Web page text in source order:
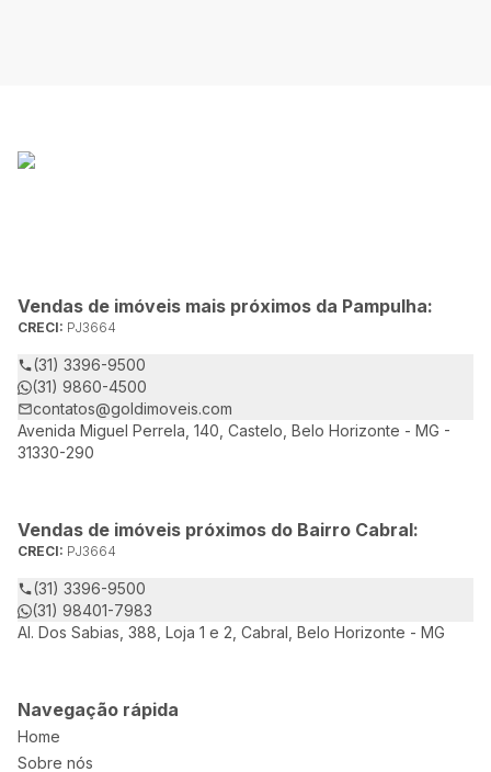
Vendas de imóveis mais próximos da Pampulha:
CRECI: PJ3664
(31) 3396-9500
(31) 9860-4500
contatos@goldimoveis.com
Avenida Miguel Perrela, 140, Castelo, Belo Horizonte - MG -
31330-290
Vendas de imóveis próximos do Bairro Cabral:
CRECI: PJ3664
(31) 3396-9500
(31) 98401-7983
Al. Dos Sabias, 388, Loja 1 e 2, Cabral, Belo Horizonte - MG
Navegação rápida
Home
Sobre nós